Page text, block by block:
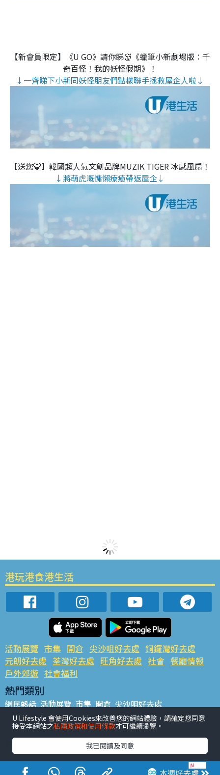
【新會員限定】《U GO》請你睇👹《蠟筆小新劇場版：千
奇百怪！我的妖怪假期》！
↓一齊睇下小新同妖怪朋友們點樣聯手拯救屋企人啦↓
【送您🐯】韓國超人氣文創品牌MUZIK TIGER 冰感風扇！
↓將萌虎嘅慵懶療癒帶返屋企↓
港玩港食港生活
活動展覽 市集 開倉 尖沙咀好去處 銅鑼灣好去處
元朗好去處 荃灣好去處 旺角好去處 社會 餐廳情報
戶外郊遊 社會福利
熱門類別
網民熱話 活動展覽 市集 開倉 尖沙咀好去處
銅鑼灣好去處 元朗好去處 荃灣好去處 旺角好去處 社會
餐廳情報 戶外郊遊
熱門標籤
#UGO搵好去處 #人氣活動推介 #美食社群熱話
#親子玩樂好去處
#ULifestyle應用程式 #限時搶
U Lifestyle 會使用Cookies來改善您的網站體驗，請確定您同意
接受本網站之私隱政策和使用條款才可繼續瀏覽。
我已閱讀及同意